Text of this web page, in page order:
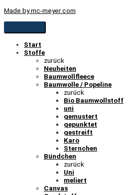
Made by mc-meyer.com
Start
Stoffe
zurück
Neuheiten
Baumwollfleece
Baumwolle / Popeline
zurück
Bio Baumwollstoff
uni
gemustert
gepunktet
gestreift
Karo
Sternchen
Bündchen
zurück
Uni
meliert
Canvas